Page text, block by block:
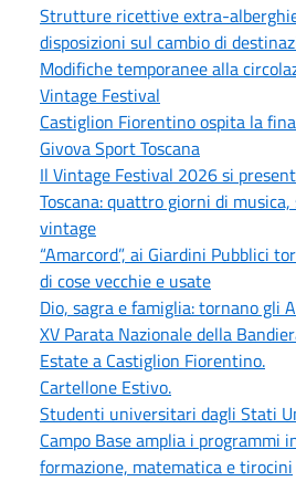
Strutture ricettive extra-
disposizioni sul cambio di
Modifiche temporanee alla
Vintage Festival
Castiglion Fiorentino ospita la
Givova Sport Toscana
Il Vintage Festival 2026 si
Toscana: quattro giorni di
vintage
“Amarcord”, ai Giardini Pubblici
di cose vecchie e usate
Dio, sagra e famiglia: tornano gli
XV Parata Nazionale della
Estate a Castiglion Fiorentino.
Cartellone Estivo.
Studenti universitari dagli Stati
Campo Base amplia i programmi
formazione, matematica e tirocini